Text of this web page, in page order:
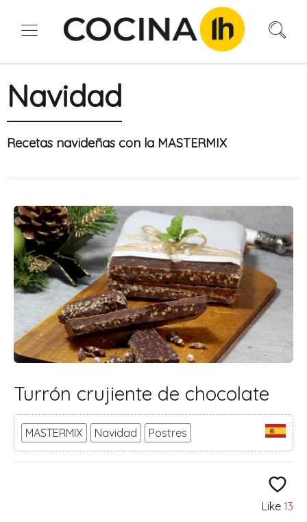
Navidad
Recetas navideñas con la MASTERMIX
Turrón crujiente de chocolate
MASTERMIX Navidad Postres
Like 13